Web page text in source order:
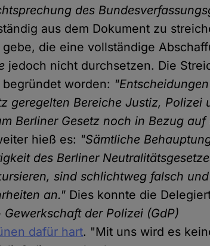
des
aus dem Dokument zu
die eine vollständige
jedoch nicht durchsetzen. Die
worden:
geregelten Bereiche Justiz,
Berliner Gesetz noch in Bezug
hieß es: "Sämtliche
des Berliner
sind schlichtweg falsch
an." Dies konnte die
Gewerkschaft der Polizei (GdP)
dafür hart. "Mit uns wird es